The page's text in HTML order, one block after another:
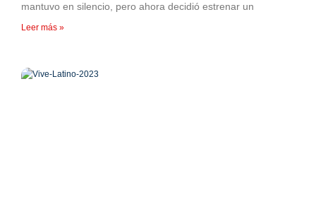
mantuvo en silencio, pero ahora decidió estrenar un
Leer más »